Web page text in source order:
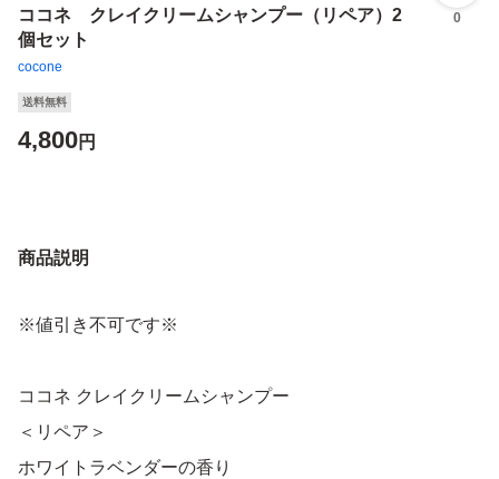
ココネ クレイクリームシャンプー（リペア）2
個セット
cocone
0
送料無料
4,800円
商品説明
※値引き不可です※
ココネ クレイクリームシャンプー
＜リペア＞
ホワイトラベンダーの香り